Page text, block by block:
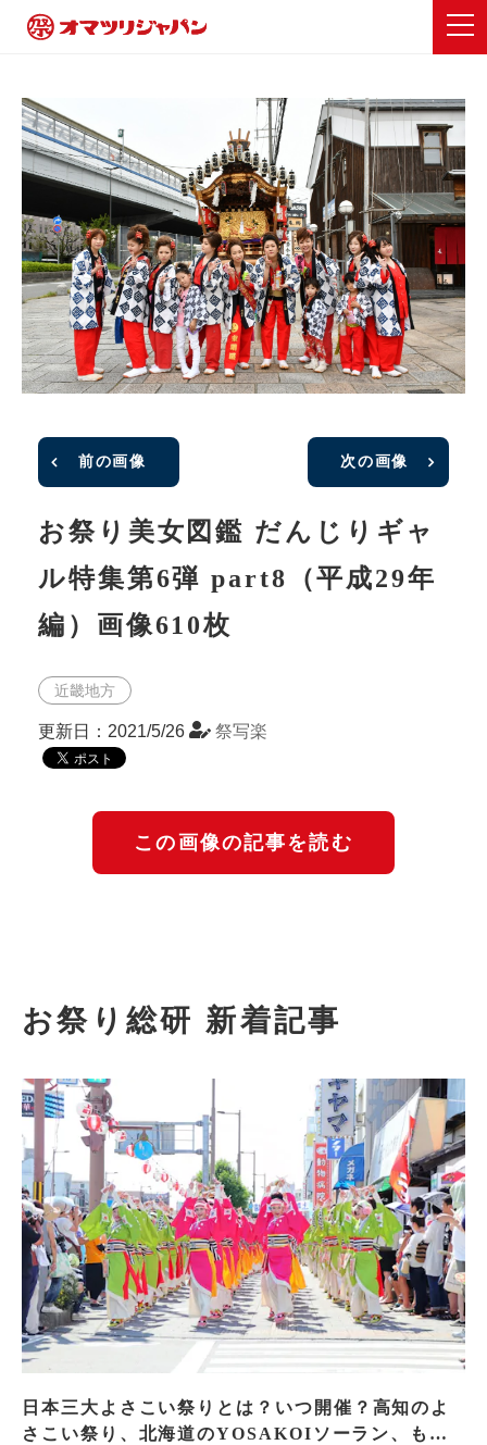
前の画像 次の画像
お祭り美女図鑑 だんじりギャ
ル特集第6弾 part8（平成29年
編）画像610枚
近畿地方
更新日：2021/5/26 祭写楽
この画像の記事を読む
お祭り総研 新着記事
日本三大よさこい祭りとは？いつ開催？高知のよ
さこい祭り、北海道のYOSAKOIソーラン、もう